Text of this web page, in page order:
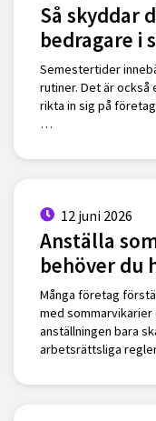
Så skyddar
bedragare i
Semestertider
rutiner. Det är också
rikta in sig på
…
12 juni 2026
Anställa
behöver du
Många företag
med
anställningen bara
arbetsrättsliga